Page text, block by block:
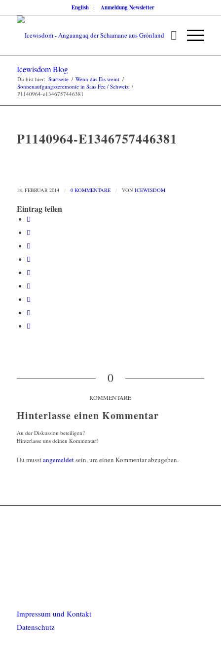
English Anmeldung Newsletter
Icewisdom Blog
Du bist hier: Startseite / Wenn das Eis weint /
Sonnenaufgangszeremonie in Saas Fee / Schweiz /
P1140964-e1346757446381
P1140964-E1346757446381
18. FEBRUAR 2014 / 0 KOMMENTARE / VON ICEWISDOM
Eintrag teilen
0
KOMMENTARE
Hinterlasse einen Kommentar
An der Diskussion beteiligen?
Hinterlasse uns deinen Kommentar!
Du musstangemeldetsein, um einen Kommentar abzugeben.
Impressum und Kontakt
Datenschutz